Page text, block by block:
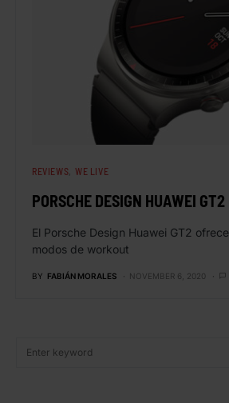
REVIEWS WE LIVE
PORSCHE DESIGN HUAWEI GT2
El Porsche Design Huawei GT2
modos de workout
BY FABIÁN MORALES NOVEMBER 6, 2020